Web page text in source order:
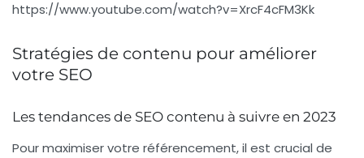
https://www.youtube.com/watch?v=XrcF4cFM3Kk
Stratégies de contenu pour améliorer
votre SEO
Les tendances de SEO contenu à suivre en 2023
Pour maximiser votre référencement, il est crucial de